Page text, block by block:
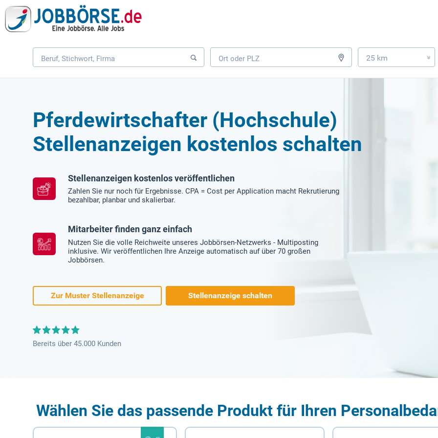
25 km »
Pferdewirtschafter (Hochschule)
Stellenanzeigen kostenlos schalten
Stellenanzeigen kostenlos veröffentlichen
Zahlen Sie nur noch für Ergebnisse. CPA = Cost per Application macht Rekrutierung
bezahlbar, planbar und skalierbar.
Mitarbeiter finden ganz einfach
Nutzen Sie die volle Reichweite unseres Jobbörsen-Netzwerks - Multiposting
inklusive. Wir veröffentlichen Ihre Anzeige automatisch auf über 70 großen
Jobbörsen.
Zur Muster Stellenanzeige Stellenanzeige schalten
Bereits über 45.000 Kunden
Wählen Sie das passende Produkt für Ihren